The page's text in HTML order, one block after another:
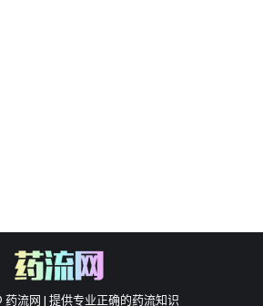
流网 | 提供专业正确的药流知识